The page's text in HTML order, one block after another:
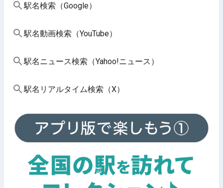
駅名検索（Google）
駅名動画検索（YouTube）
駅名ニュース検索（Yahoo!ニュース）
駅名リアルタイム検索（X）